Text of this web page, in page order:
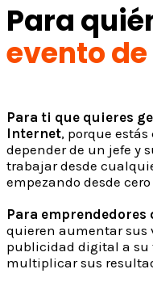
Para
evento
Para ti que quieres
Internet, porque
depender de un jefe y
trabajar desde
empezando desde cero
Para emprendedores
quieren aumentar sus
publicidad digital a su
multiplicar sus